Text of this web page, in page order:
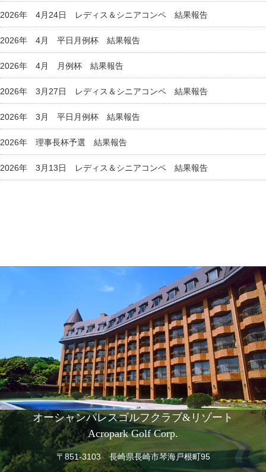
2026年 4月24日 レディス＆シニアコンペ 結果報告
2026年 4月 平日月例杯 結果報告
2026年 4月 月例杯 結果報告
2026年 3月27日 レディス＆シニアコンペ 結果報告
2026年 3月 平日月例杯 結果報告
2026年 理事長杯予選 結果報告
2026年 3月13日 レディス＆シニアコンペ 結果報告
オーシャンパレスゴルフクラブ&リゾート
Acropark Golf Corp.
〒851-3103 長崎県長崎市琴海戸根町95